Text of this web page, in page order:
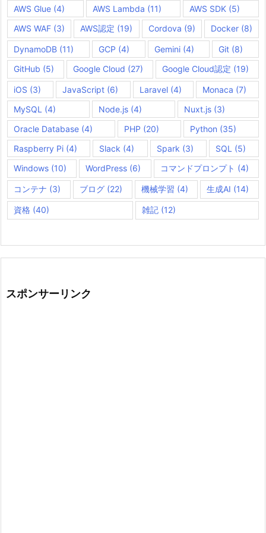
AWS Glue (4) AWS Lambda (11) AWS SDK (5)
AWS WAF (3) AWS認定 (19) Cordova (9) Docker(8)
DynamoDB (11) GCP (4) Gemini(4) Git (8)
GitHub (5) Google Cloud (27) Google Cloud認定 (19)
iOS (3) JavaScript(6) Laravel(4) Monaca (7)
MySQL (4) Node.js(4) Nuxt.js (3)
Oracle Database (4) PHP (20) Python (35)
Raspberry Pi (4) Slack (4) Spark (3) SQL (5)
Windows (10) WordPress (6) コマンドプロンプト (4)
コンテナ (3) ブログ(22) 機械学習 (4) 生成AI (14)
資格 (40) 雑記(12)
スポンサーリンク